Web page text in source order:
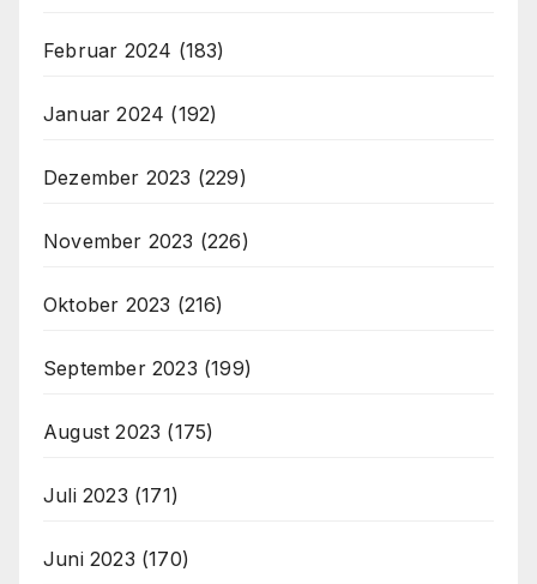
Februar 2024 (183)
Januar 2024 (192)
Dezember 2023 (229)
November 2023 (226)
Oktober 2023 (216)
September 2023 (199)
August 2023 (175)
Juli 2023 (171)
Juni 2023 (170)